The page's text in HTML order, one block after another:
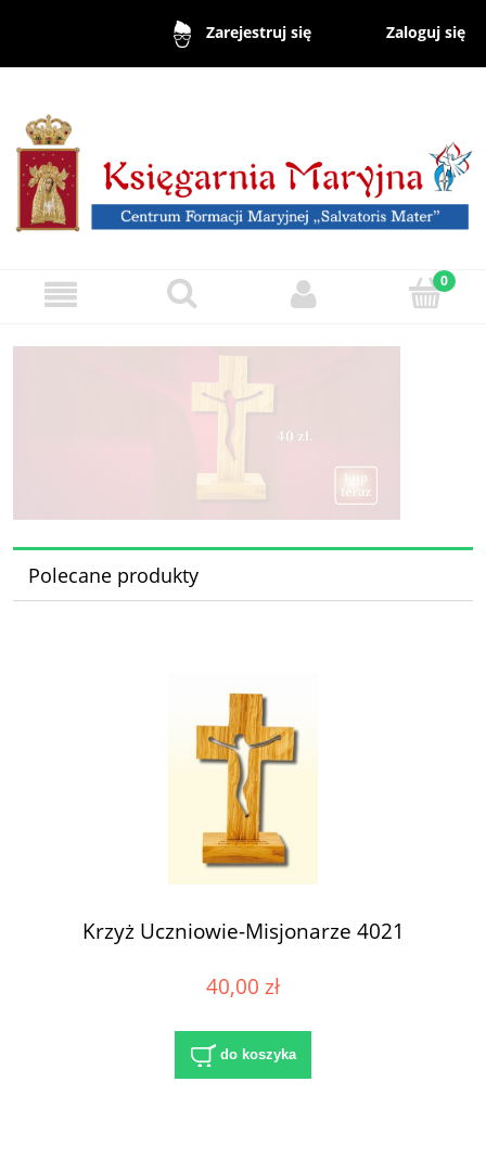
Zarejestruj się Zaloguj się
Polecane produkty
Krzyż Uczniowie-Misjonarze 4021
40,00 zł
do koszyka